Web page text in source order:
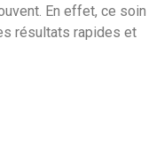
En effet, ce soin
résultats rapides et